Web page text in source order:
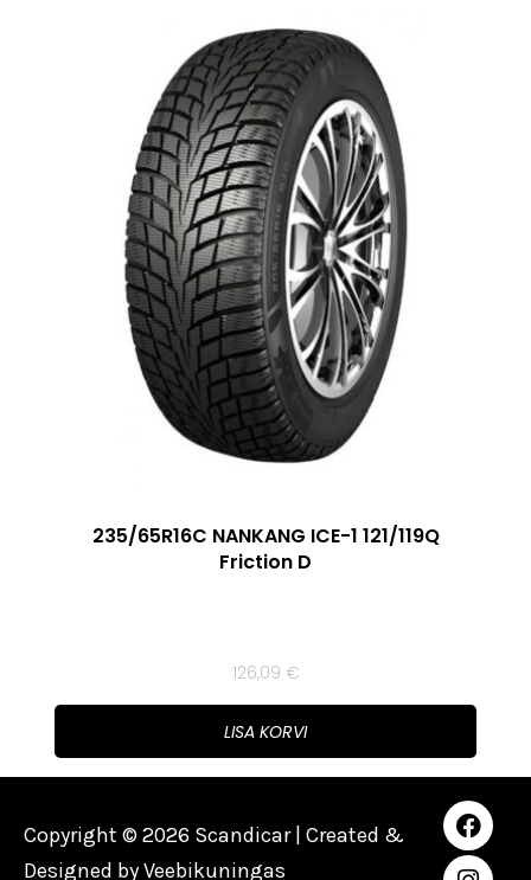
235/65R16C NANKANG ICE-1 121/119Q
Friction D
126,09 €
LISA KORVI
Copyright © 2026 Scandicar | Created &
Designed byVeebikuningas